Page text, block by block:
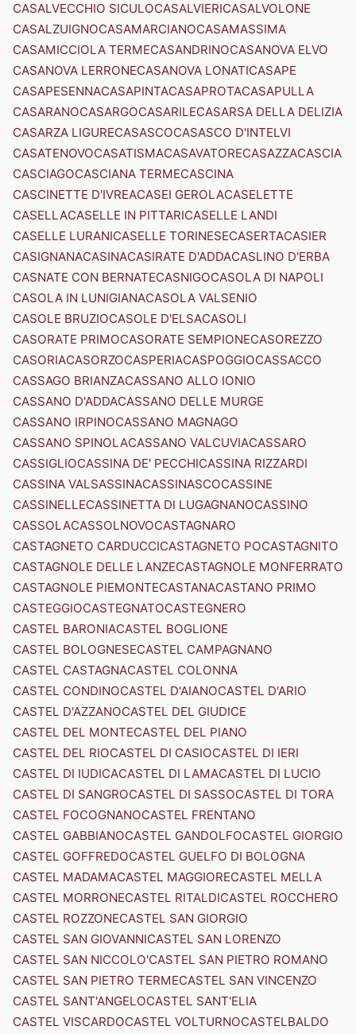
CASALVECCHIO SICULOCASALVIERICASALVOLONE
CASALZUIGNOCASAMARCIANOCASAMASSIMA
CASAMICCIOLA TERMECASANDRINOCASANOVA ELVO
CASANOVA LERRONECASANOVA LONATICASAPE
CASAPESENNACASAPINTACASAPROTACASAPULLA
CASARANOCASARGOCASARILECASARSA DELLA DELIZIA
CASARZA LIGURECASASCOCASASCO D'INTELVI
CASATENOVOCASATISMACASAVATORECASAZZACASCIA
CASCIAGOCASCIANA TERMECASCINA
CASCINETTE D'IVREACASEI GEROLACASELETTE
CASELLACASELLE IN PITTARICASELLE LANDI
CASELLE LURANICASELLE TORINESECASERTACASIER
CASIGNANACASINACASIRATE D'ADDACASLINO D'ERBA
CASNATE CON BERNATECASNIGOCASOLA DI NAPOLI
CASOLA IN LUNIGIANACASOLA VALSENIO
CASOLE BRUZIOCASOLE D'ELSACASOLI
CASORATE PRIMOCASORATE SEMPIONECASOREZZO
CASORIACASORZOCASPERIACASPOGGIOCASSACCO
CASSAGO BRIANZACASSANO ALLO IONIO
CASSANO D'ADDACASSANO DELLE MURGE
CASSANO IRPINOCASSANO MAGNAGO
CASSANO SPINOLACASSANO VALCUVIACASSARO
CASSIGLIOCASSINA DE' PECCHICASSINA RIZZARDI
CASSINA VALSASSINACASSINASCOCASSINE
CASSINELLECASSINETTA DI LUGAGNANOCASSINO
CASSOLACASSOLNOVOCASTAGNARO
CASTAGNETO CARDUCCICASTAGNETO POCASTAGNITO
CASTAGNOLE DELLE LANZECASTAGNOLE MONFERRATO
CASTAGNOLE PIEMONTECASTANACASTANO PRIMO
CASTEGGIOCASTEGNATOCASTEGNERO
CASTEL BARONIACASTEL BOGLIONE
CASTEL BOLOGNESECASTEL CAMPAGNANO
CASTEL CASTAGNACASTEL COLONNA
CASTEL CONDINOCASTEL D'AIANOCASTEL D'ARIO
CASTEL D'AZZANOCASTEL DEL GIUDICE
CASTEL DEL MONTECASTEL DEL PIANO
CASTEL DEL RIOCASTEL DI CASIOCASTEL DI IERI
CASTEL DI IUDICACASTEL DI LAMACASTEL DI LUCIO
CASTEL DI SANGROCASTEL DI SASSOCASTEL DI TORA
CASTEL FOCOGNANOCASTEL FRENTANO
CASTEL GABBIANOCASTEL GANDOLFOCASTEL GIORGIO
CASTEL GOFFREDOCASTEL GUELFO DI BOLOGNA
CASTEL MADAMACASTEL MAGGIORECASTEL MELLA
CASTEL MORRONECASTEL RITALDICASTEL ROCCHERO
CASTEL ROZZONECASTEL SAN GIORGIO
CASTEL SAN GIOVANNICASTEL SAN LORENZO
CASTEL SAN NICCOLO'CASTEL SAN PIETRO ROMANO
CASTEL SAN PIETRO TERMECASTEL SAN VINCENZO
CASTEL SANT'ANGELOCASTEL SANT'ELIA
CASTEL VISCARDOCASTEL VOLTURNOCASTELBALDO